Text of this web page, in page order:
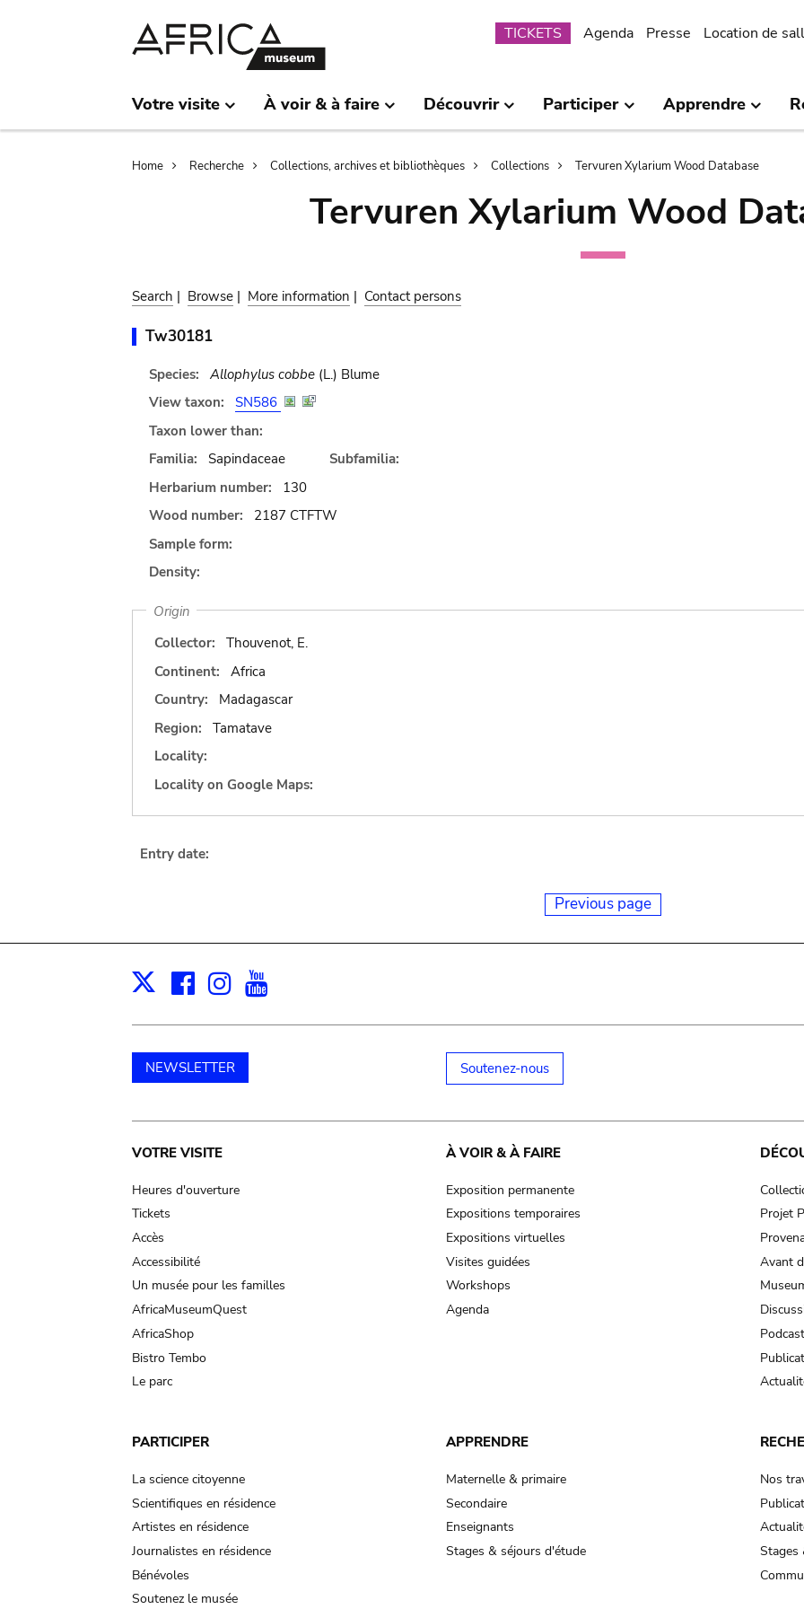
Submenu
TICKETS Agenda Presse Location de
Votre visite À voir & à faire Découvrir Participer Apprendre
Breadcrumb
Home Recherche Collections, archives et bibliothèques Collections Tervuren Xylarium Wood Database
Tervuren Xylarium Wood
Search | Browse | More information | Contact persons
Tw30181
Species: Allophylus cobbe(L.) Blume
View taxon:
SN586
Taxon lower than:
Familia:
Sapindaceae
Subfamilia:
Herbarium number:
130
Wood number:
2187 CTFTW
Sample form:
Density:
Origin
Collector:
Thouvenot, E.
Continent:
Africa
Country:
Madagascar
Region:
Tamatave
Locality:
Locality on Google Maps:
Entry date:
Previous page
X Facebook
Instagram
NEWSLETTER Soutenez-nous
Main
navigation
VOTRE VISITE
Heures d'ouverture
Tickets
Accès
Accessibilité
Un musée pour les familles
AfricaMuseumQuest
AfricaShop
Bistro Tembo
Le parc
À VOIR & À FAIRE
Exposition permanente
Expositions temporaires
Expositions virtuelles
Visites guidées
Workshops
Agenda
Projet
Avant
PARTICIPER
La science citoyenne
Scientifiques en résidence
Artistes en résidence
Journalistes en résidence
Bénévoles
Soutenez le musée
APPRENDRE
Maternelle & primaire
Secondaire
Enseignants
Stages & séjours d'étude
Nos
Stages